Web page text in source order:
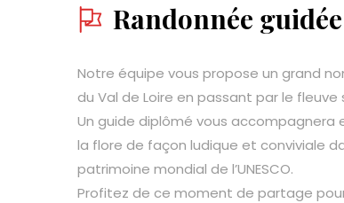
Randonnée guidée
Notre équipe vous propose un grand
du Val de Loire en passant par le fleuve
Un guide diplômé vous
la flore de façon ludique et conviviale
patrimoine mondial de l’UNESCO.
Profitez de ce moment de partage